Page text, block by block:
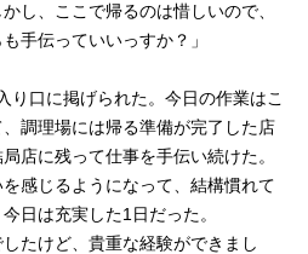
し、ここで帰るのは惜しいので、
手伝っていいっすか？」
り口に掲げられた。今日の作業はこ
調理場には帰る準備が完了した店
店に残って仕事を手伝い続けた。
感じるようになって、結構慣れて
日は充実した1日だった。
たけど、貴重な経験ができまし